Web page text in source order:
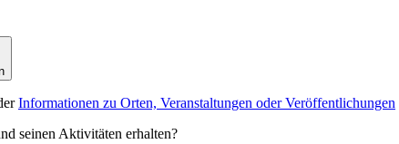
Informationen zu Orten, Veranstaltungen oder Veröffentlichungen
seinen Aktivitäten erhalten?